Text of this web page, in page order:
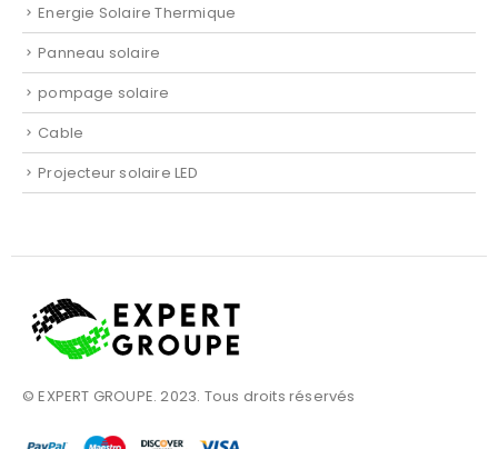
Energie Solaire Thermique
Panneau solaire
pompage solaire
Cable
Projecteur solaire LED
© EXPERT GROUPE. 2023. Tous droits réservés